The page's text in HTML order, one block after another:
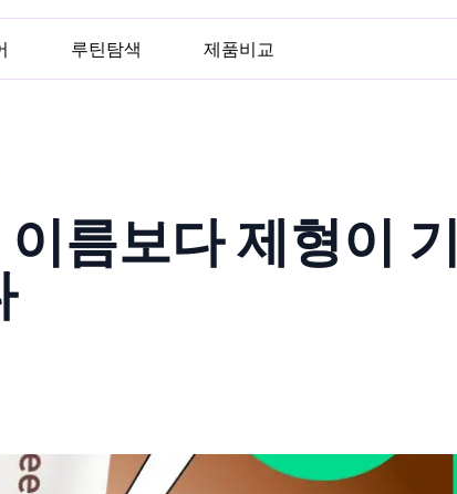
루틴탐색 제품비교
름보다 제형이 기